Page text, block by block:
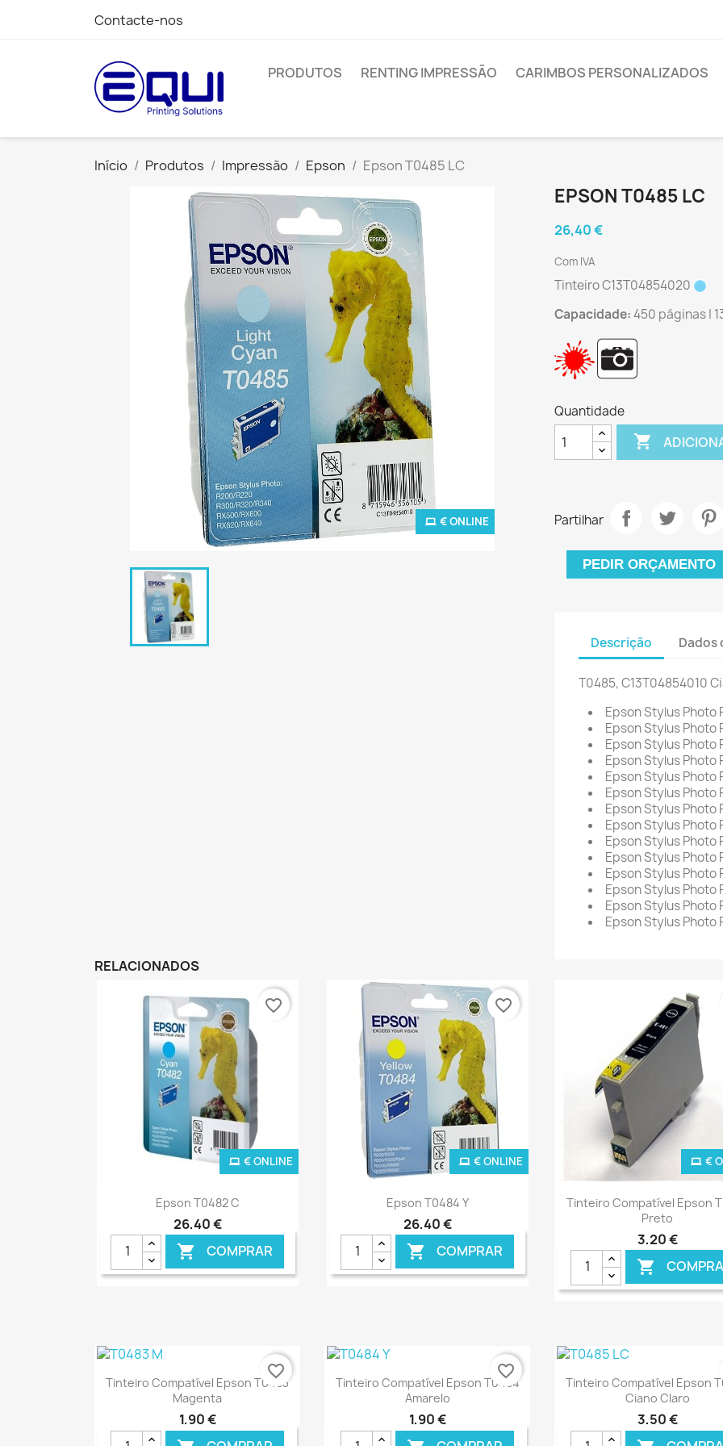
Contacte-nos
PRODUTOS RENTING IMPRESSÃO CARIMBOS PERSONALIZADOS
Início Produtos Impressão Epson Epson T0485 LC
€ ONLINE
EPSON T0485 LC
26,40 €
Com IVA
Tinteiro C13T04854020
Capacidade:450 páginas |
Quantidade

Partilhar
PEDIR ORÇAMENTO
Descrição Dados
T0485, C13T04854010
Epson Stylus Photo
Epson Stylus Photo
Epson Stylus Photo
Epson Stylus Photo
Epson Stylus Photo
Epson Stylus Photo
Epson Stylus Photo
Epson Stylus Photo
Epson Stylus Photo
Epson Stylus Photo
Epson Stylus Photo
Epson Stylus Photo
Epson Stylus Photo
Epson Stylus Photo
RELACIONADOS
Ver+
Epson T0482 C
26,40 €
 COMPRAR
€ ONLINE
favorite_border
Ver+
Epson T0484 Y
26,40 €
 COMPRAR
€ ONLINE
favorite_border
Ver+
Tinteiro Compatível Epson
Preto
3,20 €

€
Ver+
Tinteiro Compatível Epson T0483
Magenta
1,90 €
favorite_border Ver+
Tinteiro Compatível Epson T0484
Amarelo
1,90 €
favorite_border Ver+
Tinteiro Compatível Epson
Ciano Claro
3,50 €